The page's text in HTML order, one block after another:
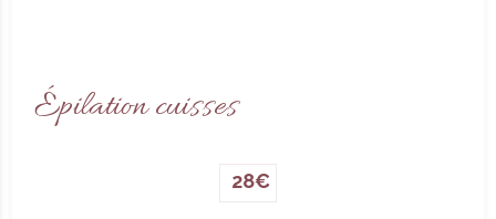
Épilation cuisses
28€